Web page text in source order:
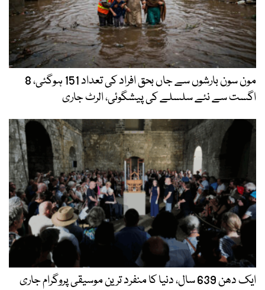
مون سون بارشوں سے جاں بحق افراد کی تعداد 151 ہوگئی، 8
اگست سے نئے سلسلے کی پیشگوئی، الرٹ جاری
ایک دھن 639 سال، دنیا کا منفرد ترین موسیقی پروگرام جاری